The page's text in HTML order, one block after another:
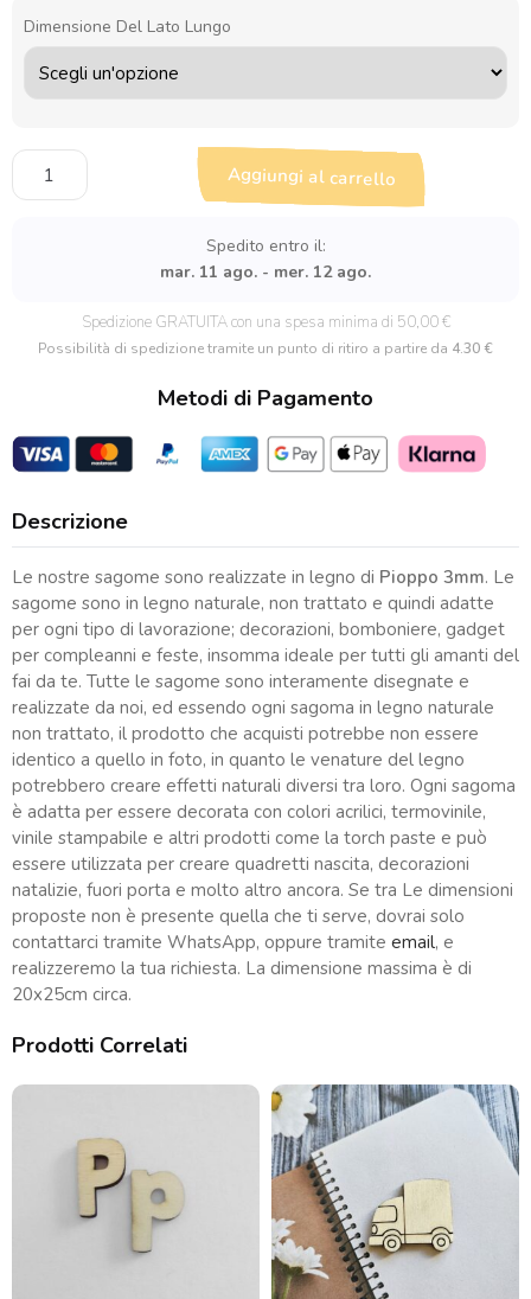
Dimensione Del Lato Lungo
Sagoma
in
Aggiungi al carrello
Spedito entro il:
mar. 11 ago. - mer. 12 ago.
Spedizione GRATUITA con una spesa minima di 50,00 €
Possibilità di spedizione tramite un punto di ritiro a partire da 4.30 €
Metodi di Pagamento
Descrizione
Le nostre sagome sono realizzate in legno di Pioppo 3mm. Le
sagome sono in legno naturale, non trattato e quindi adatte
per ogni tipo di lavorazione; decorazioni, bomboniere, gadget
per compleanni e feste, insomma ideale per tutti gli amanti del
fai da te. Tutte le sagome sono interamente disegnate e
realizzate da noi, ed essendo ogni sagoma in legno naturale
non trattato, il prodotto che acquisti potrebbe non essere
identico a quello in foto, in quanto le venature del legno
potrebbero creare effetti naturali diversi tra loro. Ogni sagoma
è adatta per essere decorata con colori acrilici, termovinile,
vinile stampabile e altri prodotti come la torch paste e può
essere utilizzata per creare quadretti nascita, decorazioni
natalizie, fuori porta e molto altro ancora. Se tra Le dimensioni
proposte non è presente quella che ti serve, dovrai solo
contattarci tramite WhatsApp, oppure tramite email, e
realizzeremo la tua richiesta. La dimensione massima è di
20x25cm circa.
Prodotti Correlati